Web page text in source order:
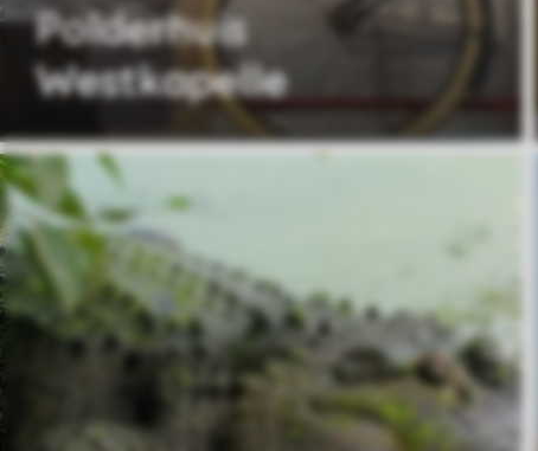
Polderhuis
Westkapelle